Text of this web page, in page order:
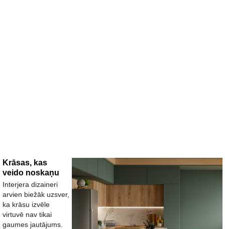
Krāsas, kas
veido noskaņu
Interjera dizaineri
arvien biežāk uzsver,
ka krāsu izvēle
virtuvē nav tikai
gaumes jautājums.